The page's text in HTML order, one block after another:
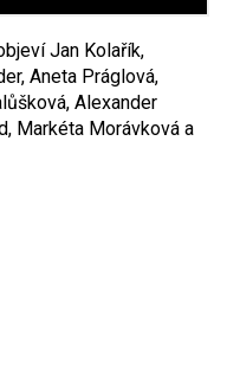
Jan Kolařík,
Aneta Práglová,
Alexander
Markéta Morávková a